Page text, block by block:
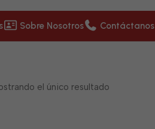
Sobre Nosotros Contáctanos
el único resultado